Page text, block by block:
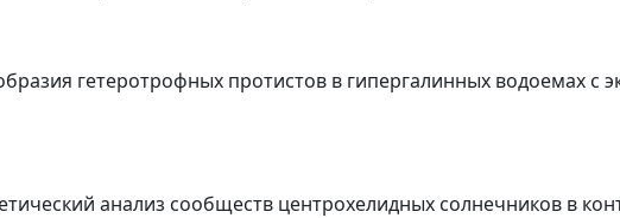
гетеротрофных протистов в гипергалинных водоемах с
анализ сообществ центрохелидных солнечников в